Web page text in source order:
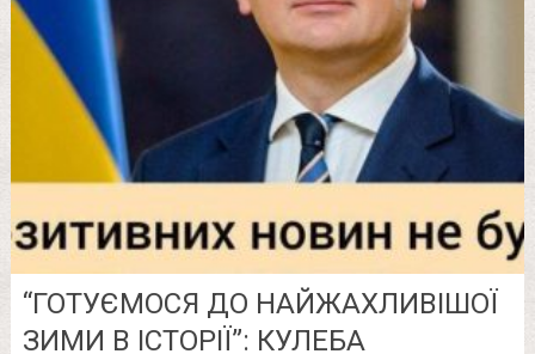
“ГОТУЄМОСЯ ДО НАЙЖАХЛИВІШОЇ
ЗИМИ В ІСТОРІЇ”: КУЛЕБА